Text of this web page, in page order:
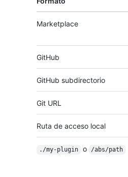
Marketplace
GitHub
GitHub subdirectorio
Git URL
Ruta de acceso local
./my-plugin o /abs/path